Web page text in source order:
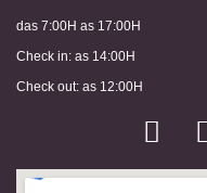
das 7:00H as 17:00H
Check in: as 14:00H
Check out: as 12:00H